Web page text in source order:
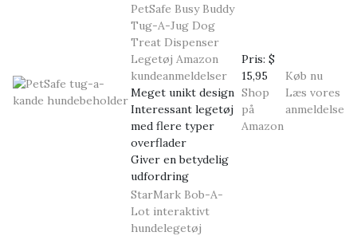
PetSafe Busy Buddy
Tug-A-Jug Dog
Treat Dispenser
Legetøj Amazon
kundeanmeldelser
Meget unikt design
Interessant legetøj
med flere typer
overflader
Giver en betydelig
udfordring
Pris: $
15,95
Shop
på
Amazon
Køb nu
Læs vores
anmeldelse
StarMark Bob-A-
Lot interaktivt
hundelegetøj